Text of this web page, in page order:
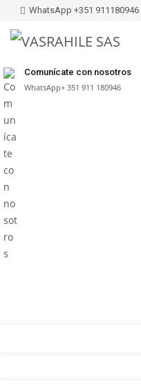
WhatsApp +351 911180946
Comunícate con nosotros
WhatsApp+ 351 911 180946